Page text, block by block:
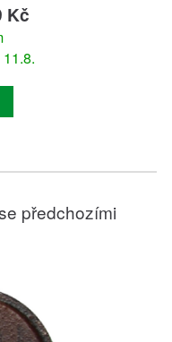
Kč
předchozími